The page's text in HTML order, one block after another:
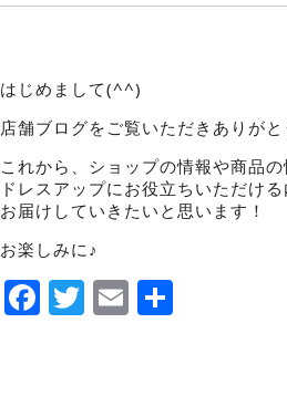
はじめまして(^^)
店舗ブログをご覧いただきありがと
これから、ショップの情報や商品の
ドレスアップにお役立ちいただけ
お届けしていきたいと思います！
お楽しみに♪
Facebook
Twitter
Email